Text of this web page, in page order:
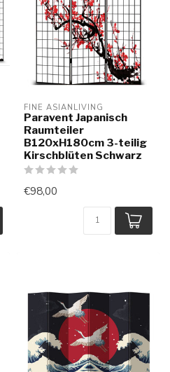
FINE ASIANLIVING
Paravent Japanisch
Raumteiler
B120xH180cm 3-teilig
Kirschblüten Schwarz
€98,00